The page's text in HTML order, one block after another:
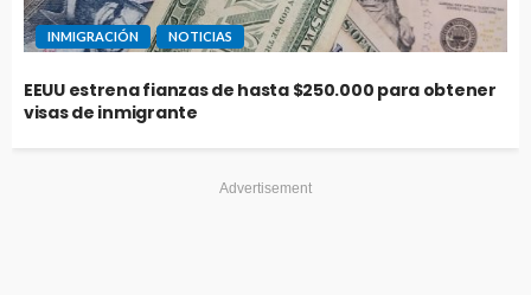
INMIGRACIÓN NOTICIAS
EEUU estrena fianzas de hasta $250.000 para obtener
visas de inmigrante
Advertisement